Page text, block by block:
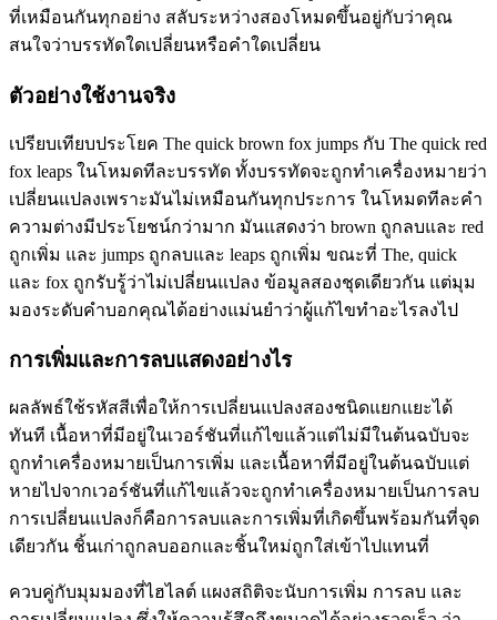
ที่เหมือนกันทุกอย่าง สลับระหว่างสองโหมดขึ้นอยู่กับว่าคุณ
สนใจว่าบรรทัดใดเปลี่ยนหรือคำใดเปลี่ยน
ตัวอย่างใช้งานจริง
เปรียบเทียบประโยค The quick brown fox jumps กับ The quick red
fox leaps ในโหมดทีละบรรทัด ทั้งบรรทัดจะถูกทำเครื่องหมายว่า
เปลี่ยนแปลงเพราะมันไม่เหมือนกันทุกประการ ในโหมดทีละคำ
ความต่างมีประโยชน์กว่ามาก มันแสดงว่า brown ถูกลบและ red
ถูกเพิ่ม และ jumps ถูกลบและ leaps ถูกเพิ่ม ขณะที่ The, quick
และ fox ถูกรับรู้ว่าไม่เปลี่ยนแปลง ข้อมูลสองชุดเดียวกัน แต่มุม
มองระดับคำบอกคุณได้อย่างแม่นยำว่าผู้แก้ไขทำอะไรลงไป
การเพิ่มและการลบแสดงอย่างไร
ผลลัพธ์ใช้รหัสสีเพื่อให้การเปลี่ยนแปลงสองชนิดแยกแยะได้
ทันที เนื้อหาที่มีอยู่ในเวอร์ชันที่แก้ไขแล้วแต่ไม่มีในต้นฉบับจะ
ถูกทำเครื่องหมายเป็นการเพิ่ม และเนื้อหาที่มีอยู่ในต้นฉบับแต่
หายไปจากเวอร์ชันที่แก้ไขแล้วจะถูกทำเครื่องหมายเป็นการลบ
การเปลี่ยนแปลงก็คือการลบและการเพิ่มที่เกิดขึ้นพร้อมกันที่จุด
เดียวกัน ชิ้นเก่าถูกลบออกและชิ้นใหม่ถูกใส่เข้าไปแทนที่
ควบคู่กับมุมมองที่ไฮไลต์ แผงสถิติจะนับการเพิ่ม การลบ และ